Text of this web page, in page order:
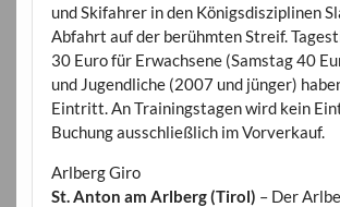
und Skifahrer in den Königsdisziplinen
Abfahrt auf der berühmten Streif.
30 Euro für Erwachsene (Samstag 40
und Jugendliche (2007 und jünger)
Eintritt. An Trainingstagen wird kein
Buchung ausschließlich im Vorverkauf.
Arlberg Giro
St. Anton am Arlberg (Tirol) – Der